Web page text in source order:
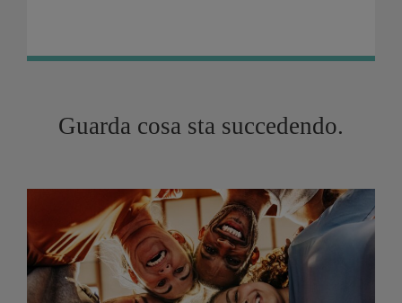
Guarda cosa sta succedendo.